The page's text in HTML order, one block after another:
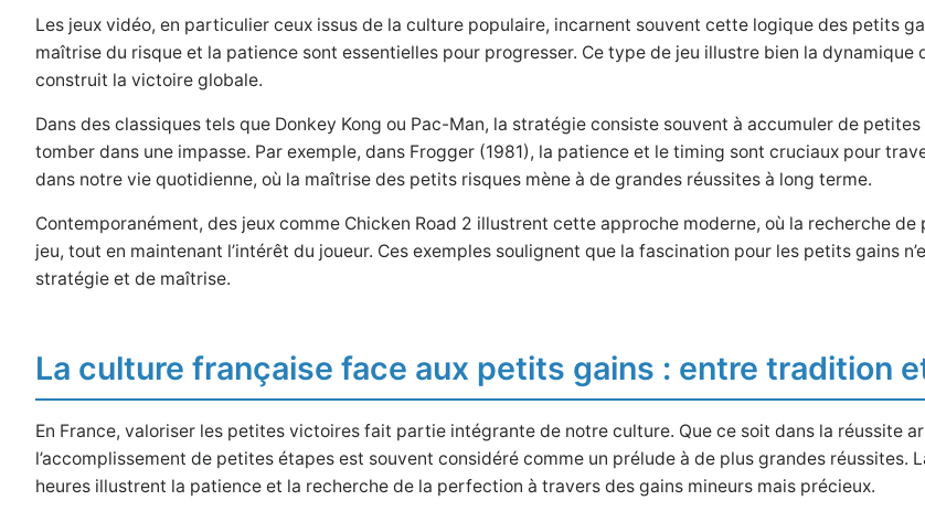
Les jeux vidéo, en particulier ceux issus de la culture populaire, incarnent souvent cette logique des petits
maîtrise du risque et la patience sont essentielles pour progresser. Ce type de jeu illustre bien la
construit la victoire globale.
Dans des classiques tels que Donkey Kong ou Pac-Man, la stratégie consiste souvent à accumuler de
tomber dans une impasse. Par exemple, dans Frogger (1981), la patience et le timing sont cruciaux pour
dans notre vie quotidienne, où la maîtrise des petits risques mène à de grandes réussites à long terme.
Contemporanément, des jeux comme Chicken Road 2 illustrent cette approche moderne, où la recherche
jeu, tout en maintenant l’intérêt du joueur. Ces exemples soulignent que la fascination pour les petits gains
stratégie et de maîtrise.
La culture française face aux petits gains : entre tradition
En France, valoriser les petites victoires fait partie intégrante de notre culture. Que ce soit dans la réussite
l’accomplissement de petites étapes est souvent considéré comme un prélude à de plus grandes
heures illustrent la patience et la recherche de la perfection à travers des gains mineurs mais précieux.